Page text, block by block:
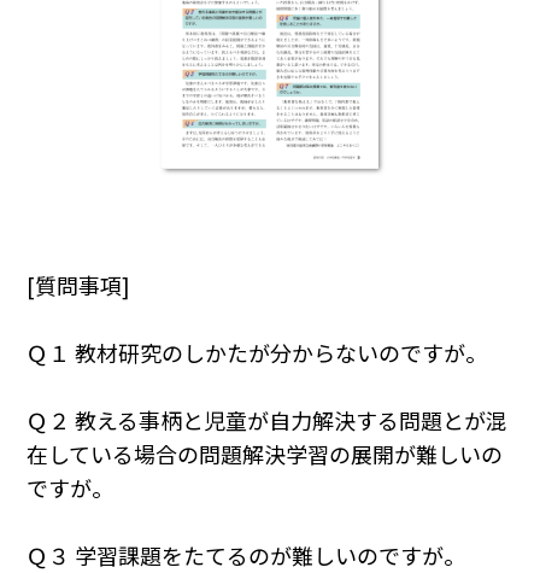
[質問事項]
Ｑ１ 教材研究のしかたが分からないのですが。
Ｑ２ 教える事柄と児童が自力解決する問題とが混
在している場合の問題解決学習の展開が難しいの
ですが。
Ｑ３ 学習課題をたてるのが難しいのですが。